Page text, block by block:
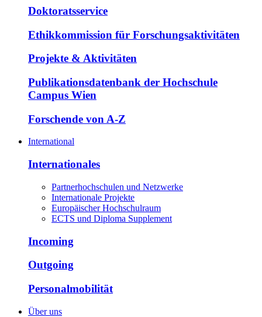
Doktoratsservice
Ethikkommission für Forschungsaktivitäten
Projekte & Aktivitäten
Publikationsdatenbank der Hochschule
Campus Wien
Forschende von A-Z
International
Internationales
Partnerhochschulen und Netzwerke
Internationale Projekte
Europäischer Hochschulraum
ECTS und Diploma Supplement
Incoming
Outgoing
Personalmobilität
Über uns